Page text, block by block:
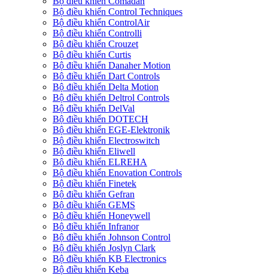
Bộ điều khiển Control Techniques
Bộ điều khiển ControlAir
Bộ điều khiển Controlli
Bộ điều khiển Crouzet
Bộ điều khiển Curtis
Bộ điều khiển Danaher Motion
Bộ điều khiển Dart Controls
Bộ điều khiển Delta Motion
Bộ điều khiển Deltrol Controls
Bộ điều khiển DelVal
Bộ điều khiển DOTECH
Bộ điều khiển EGE-Elektronik
Bộ điều khiển Electroswitch
Bộ điều khiển Eliwell
Bộ điều khiển ELREHA
Bộ điều khiển Enovation Controls
Bộ điều khiển Finetek
Bộ điều khiển Gefran
Bộ điều khiển GEMS
Bộ điều khiển Honeywell
Bộ điều khiển Infranor
Bộ điều khiển Johnson Control
Bộ điều khiển Joslyn Clark
Bộ điều khiển KB Electronics
Bộ điều khiển Keba